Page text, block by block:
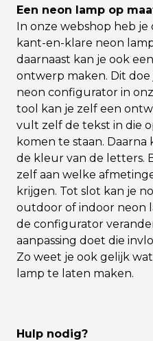
Een neon lamp op
In onze webshop heb je
kant-en-klare neon
daarnaast kan je ook een
ontwerp maken. Dit
neon configurator in
tool kan je zelf een
vult zelf de tekst in die
komen te staan.
de kleur van de letters.
zelf aan welke
krijgen. Tot slot kan je
outdoor of indoor neon
de configurator
aanpassing doet die
Zo weet je ook gelijk
lamp te laten maken.
Hulp nodig?